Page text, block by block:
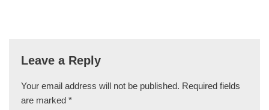
Leave a Reply
Your email address will not be published. Required fields
are marked *